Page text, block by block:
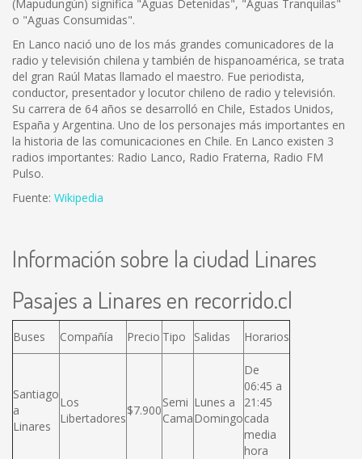
(Mapudungún) significa "Aguas Detenidas", "Aguas Tranquilas"
o "Aguas Consumidas".
En Lanco nació uno de los más grandes comunicadores de la
radio y televisión chilena y también de hispanoamérica, se trata
del gran Raúl Matas llamado el maestro. Fue periodista,
conductor, presentador y locutor chileno de radio y televisión.
Su carrera de 64 años se desarrolló en Chile, Estados Unidos,
España y Argentina. Uno de los personajes más importantes en
la historia de las comunicaciones en Chile. En Lanco existen 3
radios importantes: Radio Lanco, Radio Fraterna, Radio FM
Pulso.
Fuente: Wikipedia
Información sobre la ciudad Linares
Pasajes a Linares en recorrido.cl
Buses Compañía Precio Tipo Salidas Horarios
Santiago
a
Linares
Los
Libertadores
$7.900
Semi
Cama
Lunes a
Domingo
De
06:45 a
21:45
cada
media
hora